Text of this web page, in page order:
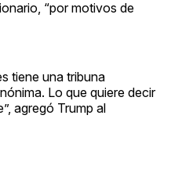
“por motivos de
tiene una tribuna
Lo que quiere decir
agregó Trump al